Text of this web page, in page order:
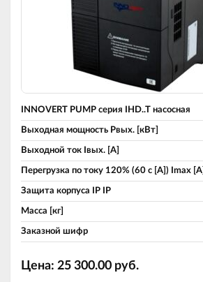
INNOVERT PUMP серия IHD..T насосная
Выходная мощность Pвых. [кВт]
Выходной ток Iвых. [A]
Перегрузка по току 120% (60 c [A]) Imax [A]
Защита корпуса IP IP
Масса [кг]
Заказной шифр
Цена: 25 300.00 руб.